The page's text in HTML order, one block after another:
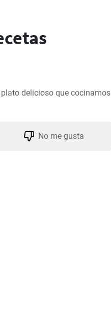
delicioso que cocinamos
No me gusta